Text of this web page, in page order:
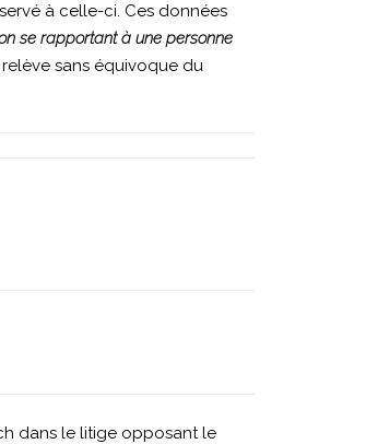
à celle-ci. Ces données
se rapportant à une personne
sans équivoque du
dans le litige opposant le